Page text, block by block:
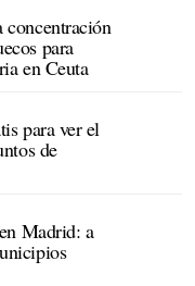
concentración
para
en Ceuta
para ver el
de
Madrid: a